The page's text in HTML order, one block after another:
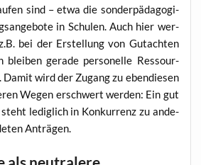
sind – etwa die son­der­päd­ago­gi­
in Schu­len. Auch hier wer­
bei der Erstel­lung von Gut­ach­ten
blei­ben gera­de per­so­nel­le Res­sour­
wird der Zugang zu eben­die­sen
Wegen erschwert wer­den: Ein gut
ledig­lich in Kon­kur­renz zu ande­
Anträgen.